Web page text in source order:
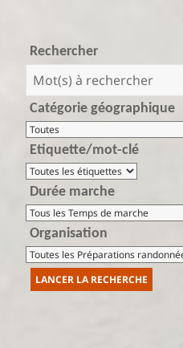
Rechercher
Catégorie géographique
Etiquette/mot-clé
Durée marche
Organisation